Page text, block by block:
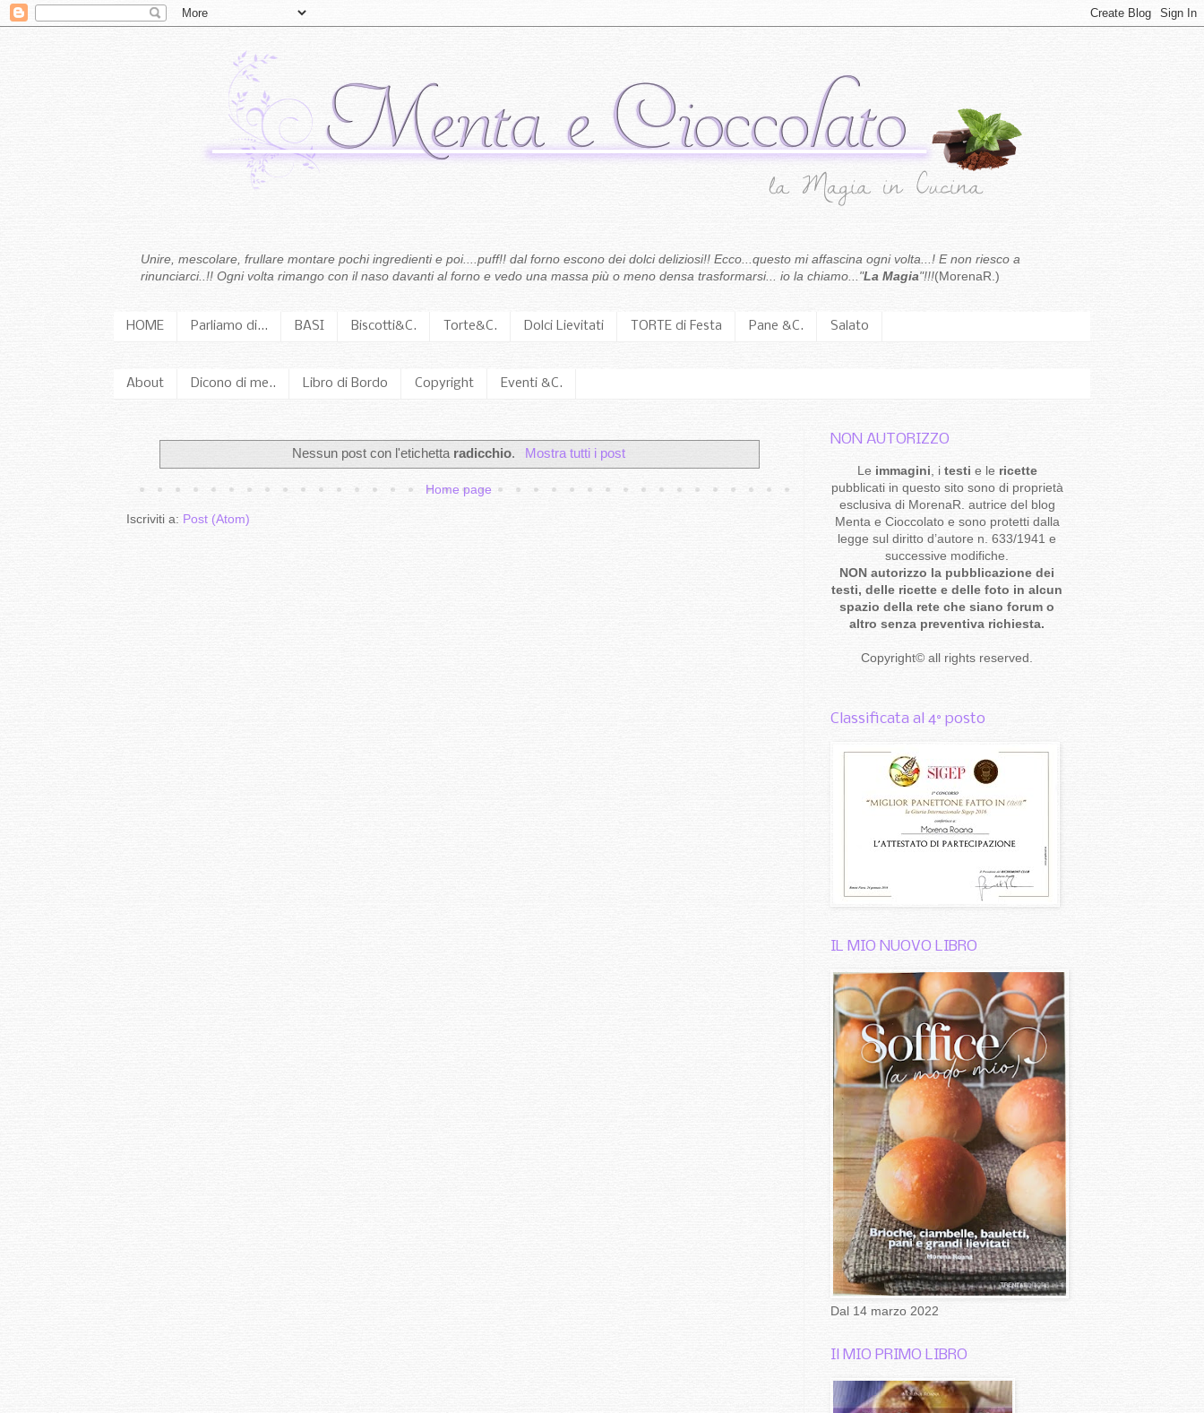
Unire, mescolare, frullare montare pochi ingredienti e poi....puff!! dal forno escono dei dolci deliziosi!! Ecco...questo mi affascina ogni volta...! E non riesco a
rinunciarci..!! Ogni volta rimango con il naso davanti al forno e vedo una massa più o meno densa trasformarsi... io la chiamo..."La Magia"!!!(MorenaR.)
HOME Parliamo di... BASI Biscotti&C. Torte&C. Dolci Lievitati TORTE di Festa Pane &C. Salato
About Dicono di me.. Libro di Bordo Copyright Eventi &C.
Nessun post con l'etichetta radicchio. Mostra tutti i post
Home page
Iscriviti a: Post (Atom)
NON AUTORIZZO
Le immagini , i testi e le ricette
pubblicati in questo sito sono di proprietà
esclusiva di MorenaR. autrice del blog
Menta e Cioccolato e sono protetti dalla
legge sul diritto d’autore n. 633/1941 e
successive modifiche.
NON autorizzo la pubblicazione dei
testi, delle ricette e delle foto in alcun
spazio della rete che siano forum o
altro senza preventiva richiesta.
Copyright© all rights reserved
Classificata al 4° posto
IL MIO NUOVO LIBRO
Dal 14 marzo 2022
Il MIO PRIMO LIBRO